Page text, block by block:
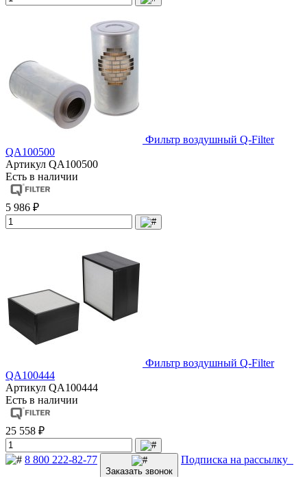
Фильтр воздушный Q-Filter
QA100500
Артикул QA100500
Есть в наличии
5 986 ₽
Фильтр воздушный Q-Filter
QA100444
Артикул QA100444
Есть в наличии
25 558 ₽
8 800 222-82-77
Заказать звонок
Подписка на рассылку